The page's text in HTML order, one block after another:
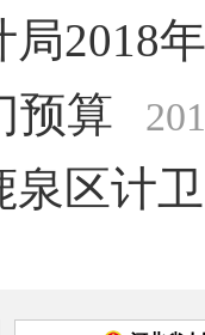
局2018
预算
泉区计